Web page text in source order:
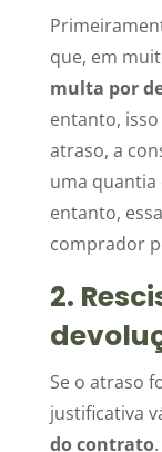
que, em
multa por
entanto,
atraso, a
uma quantia
entanto,
comprador
2.
Se o atraso
justificativa
do contrato